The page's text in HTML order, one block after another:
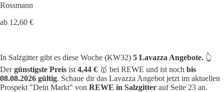
Rossmann
ab 12,60 €
In Salzgitter gibt es diese Woche (KW32) 5 Lavazza Angebote. 👆
Dergünstigste Preis ist 4,44 € 🥇 bei REWE und ist noch bis
08.08.2026 gültig. Schaue dir das Lavazza Angebot jetzt im aktuellen
Prospekt "Dein Markt" von REWE in Salzgitter auf Seite 23 an.